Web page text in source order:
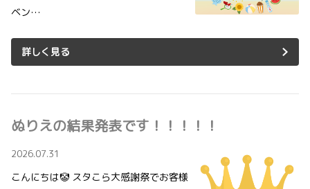
ベン…
詳しく見る
ぬりえの結果発表です！！！！！
2026.07.31
こんにちは🤡 スタこら大感謝祭でお客様